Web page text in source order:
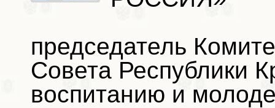
председатель
Совета Республики
воспитанию и